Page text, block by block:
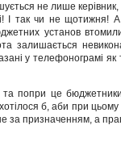
не лише керівник,
І так чи не щотижня! А
установ
залишається
у телефонограмі
та попри це
б, аби при цьому
за призначенням, а